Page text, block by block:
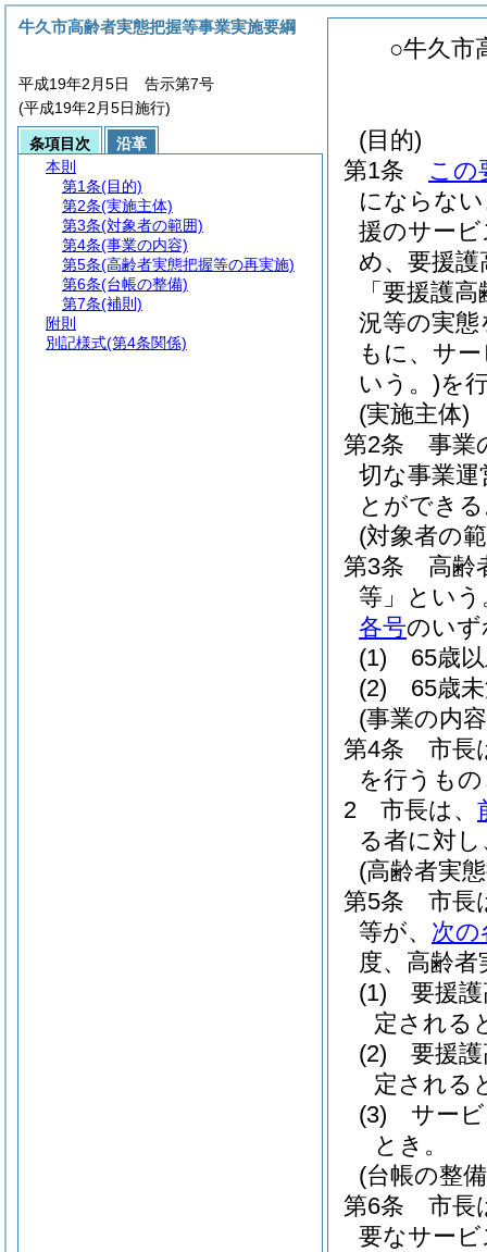
○牛久市
(目的)
第1条
この
にならな
援のサービ
め、要援
「要援護
況等の実態
もに、サ
いう。)を
(実施主体)
第2条
事業
切な事業
とができ
(対象者の
第3条
高齢
等」という
各号のい
(1)
65歳
(2)
65歳
(事業の内
第4条
市長
を行うも
2
市長は、
る者に対
(高齢者実
第5条
市長
等が、 次の
度、高齢
(1)
要援
定される
(2)
要援
定される
(3)
サー
とき。
(台帳の整
第6条
市長
要なサー
牛久市高齢者実態把握等事業実施要綱
平成19年2月5日 告示第7号
(平成19年2月5日施行)
条項目次
沿革
本則
第1条(目的)
第2条(実施主体)
第3条(対象者の範囲)
第4条(事業の内容)
第5条(高齢者実態把握等の再実施)
第6条(台帳の整備)
第7条(補則)
附則
別記様式(第4条関係)